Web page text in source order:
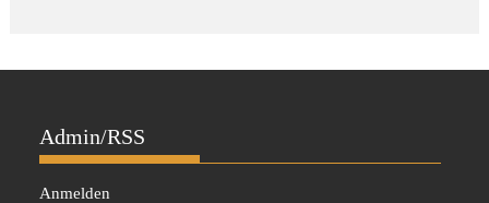
Admin/RSS
Anmelden